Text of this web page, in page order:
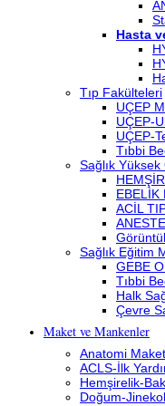
Hasta
Tıp Fakülteleri
UÇEP
UÇEP-
UÇEP-
Tıbbi
Sağlık
EBELİK
ACİL
Sağlık Eğitim
GEBE
Tıbbi
Halk
Çevre
Maket ve Mankenler
Anatomi
ACLS-İlk
Hemşirelik-
Doğum-